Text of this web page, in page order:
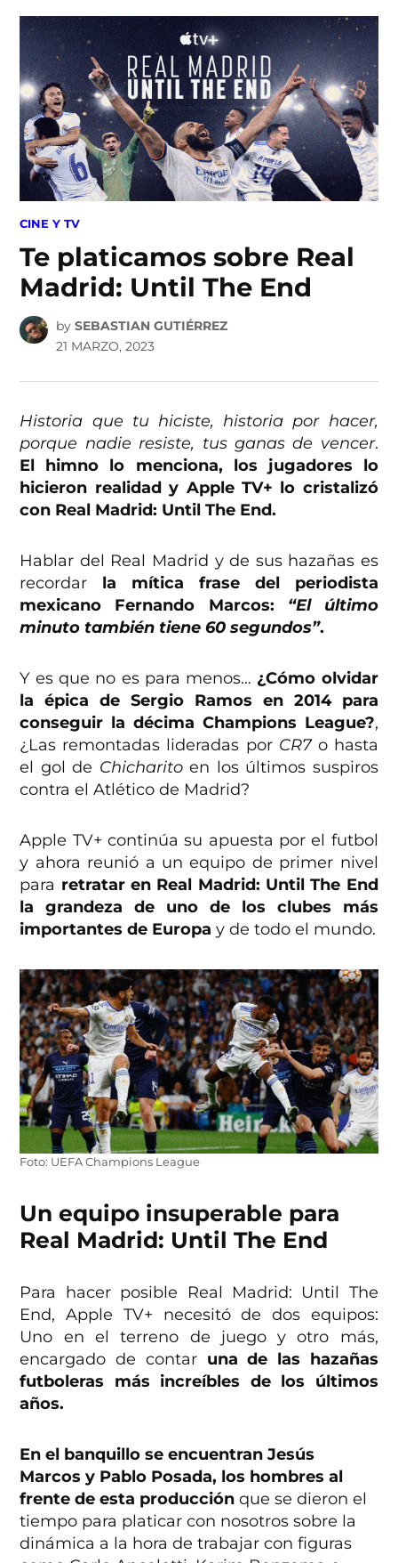
content
POSTED
CINE Y TV
Te platicamos sobre Real
Madrid: Until The End
by SEBASTIAN GUTIÉRREZ
21 MARZO, 2023
Historia que tu hiciste, historia por hacer,
porque nadie resiste, tus ganas de vencer.
El himno lo menciona, los jugadores lo
hicieron realidad y Apple TV+ lo cristalizó
con Real Madrid: Until The End.
Hablar del Real Madrid y de sus hazañas es
recordar la mítica frase del periodista
mexicano Fernando Marcos: “El último
minuto también tiene 60 segundos”.
Y es que no es para menos… ¿Cómo olvidar
la épica de Sergio Ramos en 2014 para
conseguir la décima Champions League?,
¿Las remontadas lideradas por CR7o hasta
el gol de Chicharitoen los últimos suspiros
contra el Atlético de Madrid?
Apple TV+ continúa su apuesta por el futbol
y ahora reunió a un equipo de primer nivel
para retratar en Real Madrid: Until The End
la grandeza de uno de los clubes más
importantes de Europa y de todo el mundo.
Foto: UEFA Champions League
Un equipo insuperable para
Real Madrid: Until The End
Para hacer posible Real Madrid: Until The
End, Apple TV+ necesitó de dos equipos:
Uno en el terreno de juego y otro más,
encargado de contar una de las hazañas
futboleras más increíbles de los últimos
años.
En el banquillo se encuentran Jesús
Marcos y Pablo Posada, los hombres al
frente de esta producción que se dieron el
tiempo para platicar con nosotros sobre la
dinámica a la hora de trabajar con figuras